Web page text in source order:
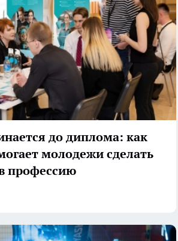
до диплома: как
молодежи сделать
профессию